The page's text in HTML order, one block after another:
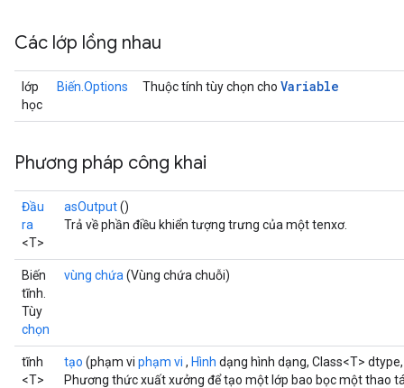
Các lớp lồng nhau
lớp
học
Biến.Options Thuộc tính tùy chọn cho Variable
Phương pháp công khai
Đầu
ra
<T>
asOutput()
Trả về phần điều khiển tượng trưng của một tenxơ.
Biến
tĩnh.
Tùy
chọn
vùng chứa (Vùng chứa chuỗi)
tĩnh
<T>
tạo (phạm vi phạm vi , Hình dạng hình dạng, Class<T>
Phương thức xuất xưởng để tạo một lớp bao bọc một thao